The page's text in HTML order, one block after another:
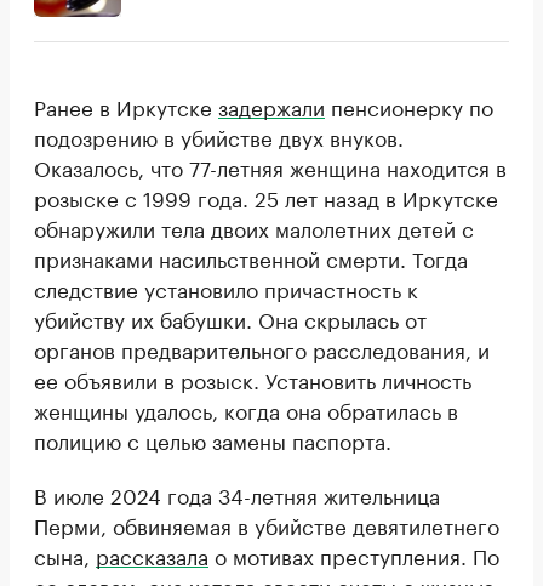
Ранее в Иркутске задержали пенсионерку по
подозрению в убийстве двух внуков.
Оказалось, что 77-летняя женщина находится в
розыске с 1999 года. 25 лет назад в Иркутске
обнаружили тела двоих малолетних детей с
признаками насильственной смерти. Тогда
следствие установило причастность к
убийству их бабушки. Она скрылась от
органов предварительного расследования, и
ее объявили в розыск. Установить личность
женщины удалось, когда она обратилась в
полицию с целью замены паспорта.
В июле 2024 года 34-летняя жительница
Перми, обвиняемая в убийстве девятилетнего
сына, рассказала о мотивах преступления. По